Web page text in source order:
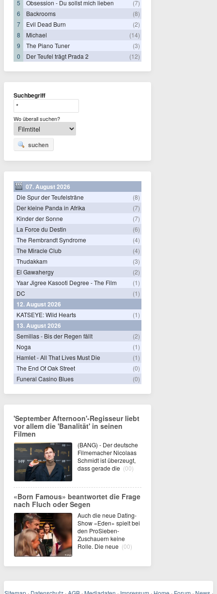
5
Obsession - Du sollst mich lieben
(7)
6
Backrooms
(8)
7
Evil Dead Burn
(2)
8
Michael
(14)
9
The Piano Tuner
(3)
0
Der Teufel trägt Prada 2 (12)
Suchbegriff
Wo überall suchen?
suchen
07. August 2026
Die Spur der Teufelsträne
(8)
Der kleine Panda in Afrika
(7)
Kinder der Sonne
(7)
La Force du Destin
(6)
The Rembrandt Syndrome
(4)
The Miracle Club
(4)
Thudakkam
(3)
El Gawahergy
(2)
Yaar Jigree Kasooti Degree - The Film
(1)
DC
(1)
12. August 2026
KATSEYE: Wild Hearts (1)
13. August 2026
Semillas - Bis der Regen fällt
(2)
Noga
(1)
Hamlet - All That Lives Must Die
(1)
The End Of Oak Street
(0)
Funeral Casino Blues
(0)
'September Afternoon'-Regisseur liebt
vor allem die 'Banalität' in seinen
Filmen
(BANG) - Der deutsche
Filmemacher Nicolaas
Schmidt ist überzeugt,
dass gerade die (00)
«Born Famous» beantwortet die Frage
nach Fluch oder Segen
Auch die neue Dating-
Show «Eden» spielt bei
den ProSieben-
Zuschauern keine
Rolle. Die neue (00)